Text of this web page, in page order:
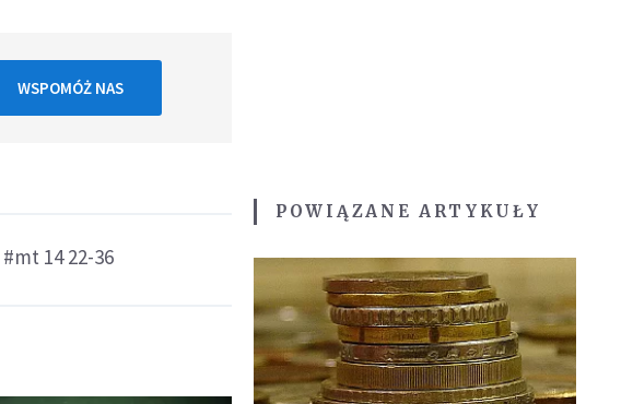
WSPOMÓŻ NAS
#mt 14 22-36
POWIĄZANE ARTYKUŁY